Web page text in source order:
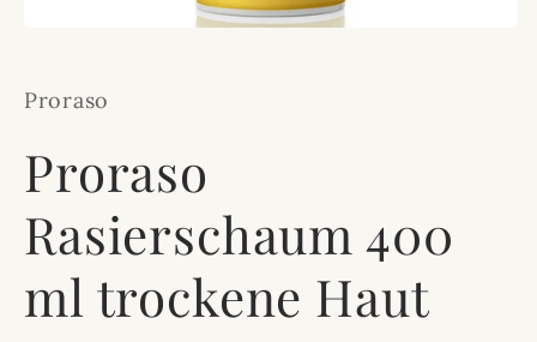
Modal
öffnen
Proraso
Proraso
Rasierschaum 400
ml trockene Haut